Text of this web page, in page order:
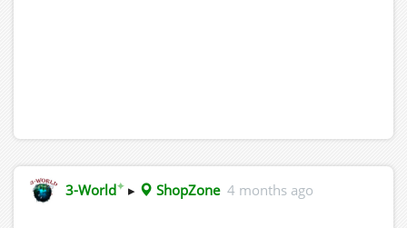
3-World✦ ▸ ShopZone 4 months ago